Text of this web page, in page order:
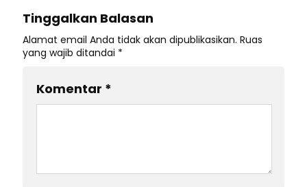
Tinggalkan Balasan
Alamat email Anda tidak akan dipublikasikan. Ruas
yang wajib ditandai *
Komentar *